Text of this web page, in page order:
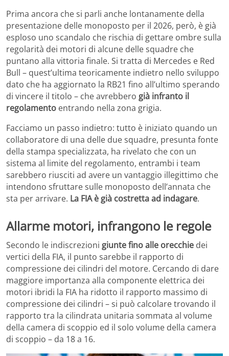
Prima ancora che si parli anche lontanamente della
presentazione delle monoposto per il 2026, però, è già
esploso uno scandalo che rischia di gettare ombre sulla
regolarità dei motori di alcune delle squadre che
puntano alla vittoria finale. Si tratta di Mercedes e Red
Bull – quest’ultima teoricamente indietro nello sviluppo
dato che ha aggiornato la RB21 fino all’ultimo sperando
di vincere il titolo – che avrebbero già infranto il
regolamento entrando nella zona grigia.
Facciamo un passo indietro: tutto è iniziato quando un
collaboratore di una delle due squadre, presunta fonte
della stampa specializzata, ha rivelato che con un
sistema al limite del regolamento, entrambi i team
sarebbero riusciti ad avere un vantaggio illegittimo che
intendono sfruttare sulle monoposto dell’annata che
sta per arrivare. La FIA è già costretta ad indagare.
Allarme motori, infrangono le regole
Secondo le indiscrezioni giunte fino alle orecchie dei
vertici della FIA, il punto sarebbe il rapporto di
compressione dei cilindri del motore. Cercando di dare
maggiore importanza alla componente elettrica dei
motori ibridi la FIA ha ridotto il rapporto massimo di
compressione dei cilindri – si può calcolare trovando il
rapporto tra la cilindrata unitaria sommata al volume
della camera di scoppio ed il solo volume della camera
di scoppio – da 18 a 16.